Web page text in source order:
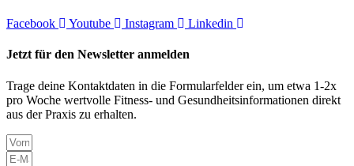
Facebook Youtube Instagram Linkedin
Jetzt für den Newsletter anmelden
Trage deine Kontaktdaten in die Formularfelder ein, um etwa 1-2x
pro Woche wertvolle Fitness- und Gesundheitsinformationen direkt
aus der Praxis zu erhalten.